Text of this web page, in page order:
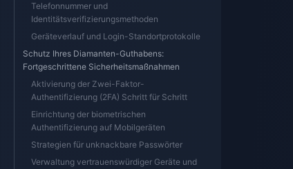
Telefonnummer und
Identitätsverifizierungsmethoden
Geräteverlauf und Login-Standortprotokolle
Schutz Ihres Diamanten-Guthabens:
Fortgeschrittene Sicherheitsmaßnahmen
Aktivierung der Zwei-Faktor-
Authentifizierung (2FA) Schritt für Schritt
Einrichtung der biometrischen
Authentifizierung auf Mobilgeräten
Strategien für unknackbare Passwörter
Verwaltung vertrauenswürdiger Geräte und